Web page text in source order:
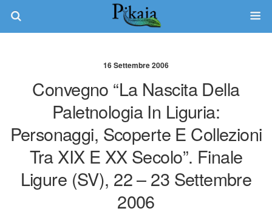
16 Settembre 2006
Convegno “La Nascita Della
Paletnologia In Liguria:
Personaggi, Scoperte E Collezioni
Tra XIX E XX Secolo”. Finale
Ligure (SV), 22 – 23 Settembre
2006